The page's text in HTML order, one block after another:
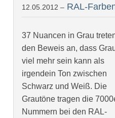
12.05.2012 – RAL-
37 Nuancen in Grau
den Beweis an, dass
viel mehr sein kann als
irgendein Ton zwischen
Schwarz und Weiß. Die
Grautöne tragen die
Nummern bei den RAL-